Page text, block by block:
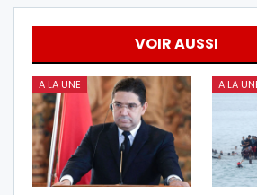
VOIR AUSSI
A LA UNE A LA